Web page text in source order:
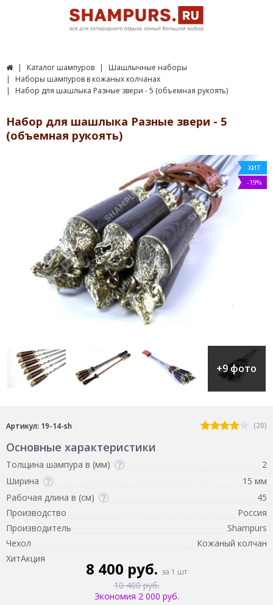
Каталог шампуров
Шашлычные наборы
Наборы шампуров в кожаных колчанах
Набор для шашлыка Разные звери - 5 (объемная рукоять)
Набор для шашлыка Разные звери - 5
(объемная рукоять)
ХИТ
-19%
+9 фото
Артикул: 19-14-sh (20)
Основные характеристики
Толщина шампура в (мм)
2
Ширина
15 мм
Рабочая длина в (см)
45
Производство
Россия
Производитель
Shampurs
Чехол
Кожаный колчан
ХитАкция
8 400 руб. за 1 шт
10 400 руб.
Экономия 2 000 руб.